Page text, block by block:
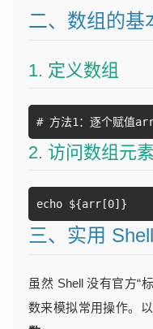
二、数组的基
1. 定义数组
# 方法1：逐个赋
2. 访问数组元素
echo ${arr[0]}
三、实用
虽然 Shell 没有官方“
数来模拟常用操作。